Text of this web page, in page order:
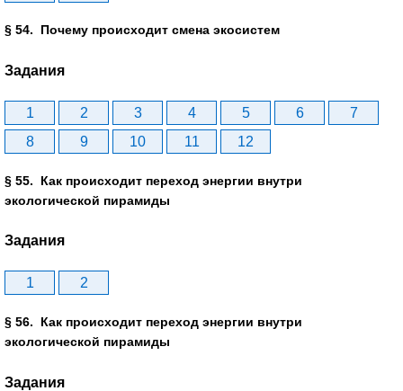
§ 54. Почему происходит смена экосистем
Задания
1 2 3 4 5 6
7
8
9 10 11 12
§ 55. Как происходит переход энергии внутри
экологической пирамиды
Задания
1 2
§ 56. Как происходит переход энергии внутри
экологической пирамиды
Задания